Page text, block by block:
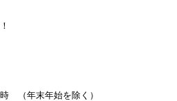
（年末年始を除く）